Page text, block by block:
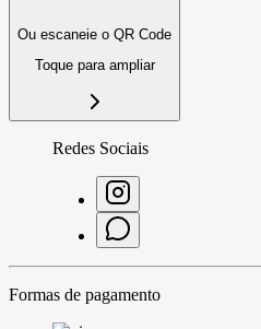
Ou escaneie o QR Code
Toque para ampliar
Redes Sociais
Formas de pagamento